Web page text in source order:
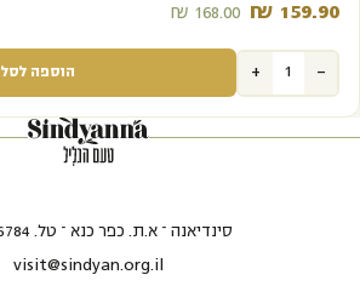
₪ 168.00‬ ₪ 159.90‬
-
+ הוספה לסל
סינדיאנה – א.ת. כפר כנא – טל. 04-6516784
visit@sindyan.org.il